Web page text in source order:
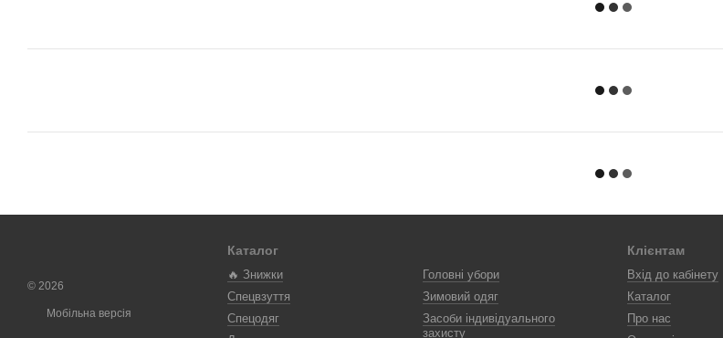
© 2026
Мобільна версія
Каталог
🔥 Знижки
Спецвзуття
Спецодяг
Головні убори
Зимовий одяг
Засоби індивідуального
захисту
Клієнтам
Вхід до кабінету
Каталог
Про нас